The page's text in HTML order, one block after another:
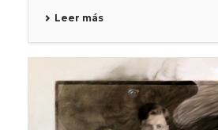
Leer más